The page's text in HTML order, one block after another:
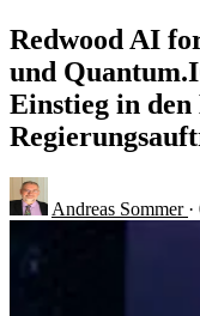
Redwood AI
und
Einstieg in
Andreas Sommer ·